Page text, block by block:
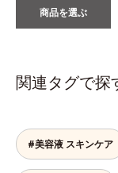
商品を選ぶ
関連タグで探
#美容液 スキンケア